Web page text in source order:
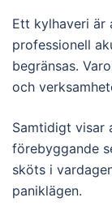
Ett kylhaveri är
professionell
begränsas.
och
Samtidigt visar
förebyggande
sköts i
paniklägen.